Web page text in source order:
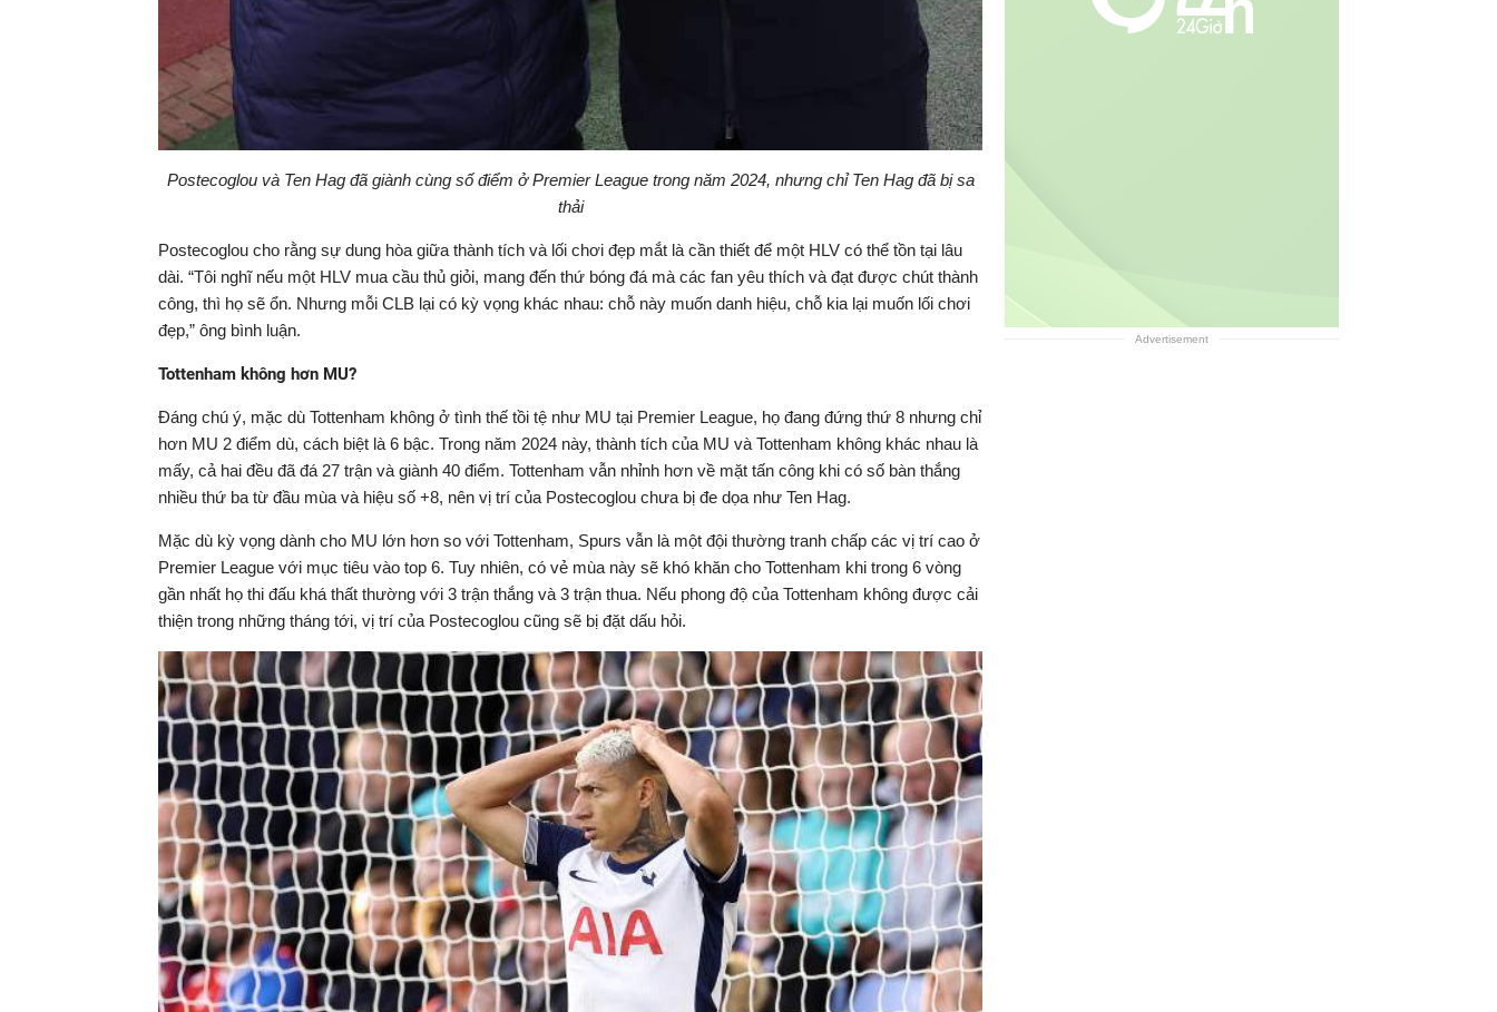
Postecoglou và Ten Hag đã giành cùng số điểm ở Premier League trong năm 2024, nhưng chỉ Ten Hag đã bị sa
thải
Postecoglou cho rằng sự dung hòa giữa thành tích và lối chơi đẹp mắt là cần thiết để một HLV có thể tồn tại lâu
dài. “Tôi nghĩ nếu một HLV mua cầu thủ giỏi, mang đến thứ bóng đá mà các fan yêu thích và đạt được chút thành
công, thì họ sẽ ổn. Nhưng mỗi CLB lại có kỳ vọng khác nhau: chỗ này muốn danh hiệu, chỗ kia lại muốn lối chơi
đẹp,” ông bình luận.
Tottenham không hơn MU?
Đáng chú ý, mặc dù Tottenham không ở tình thế tồi tệ như MU tại Premier League, họ đang đứng thứ 8 nhưng chỉ
hơn MU 2 điểm dù, cách biệt là 6 bậc. Trong năm 2024 này, thành tích của MU và Tottenham không khác nhau là
mấy, cả hai đều đã đá 27 trận và giành 40 điểm. Tottenham vẫn nhỉnh hơn về mặt tấn công khi có số bàn thắng
nhiều thứ ba từ đầu mùa và hiệu số +8, nên vị trí của Postecoglou chưa bị đe dọa như Ten Hag.
Mặc dù kỳ vọng dành cho MU lớn hơn so với Tottenham, Spurs vẫn là một đội thường tranh chấp các vị trí cao ở
Premier League với mục tiêu vào top 6. Tuy nhiên, có vẻ mùa này sẽ khó khăn cho Tottenham khi trong 6 vòng
gần nhất họ thi đấu khá thất thường với 3 trận thắng và 3 trận thua. Nếu phong độ của Tottenham không được cải
thiện trong những tháng tới, vị trí của Postecoglou cũng sẽ bị đặt dấu hỏi.
Advertisement